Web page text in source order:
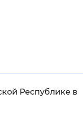
Республике в